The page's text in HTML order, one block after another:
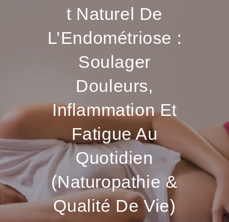
T Naturel De
L’Endométriose :
Soulager
Douleurs,
Inflammation Et
Fatigue Au
Quotidien
(Naturopathie &
Qualité De Vie)